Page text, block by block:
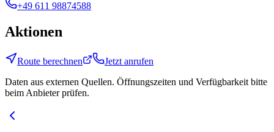
+49 611 98874588
Aktionen
Route berechnen
Jetzt anrufen
Daten aus externen Quellen. Öffnungszeiten und Verfügbarkeit bitte
beim Anbieter prüfen.